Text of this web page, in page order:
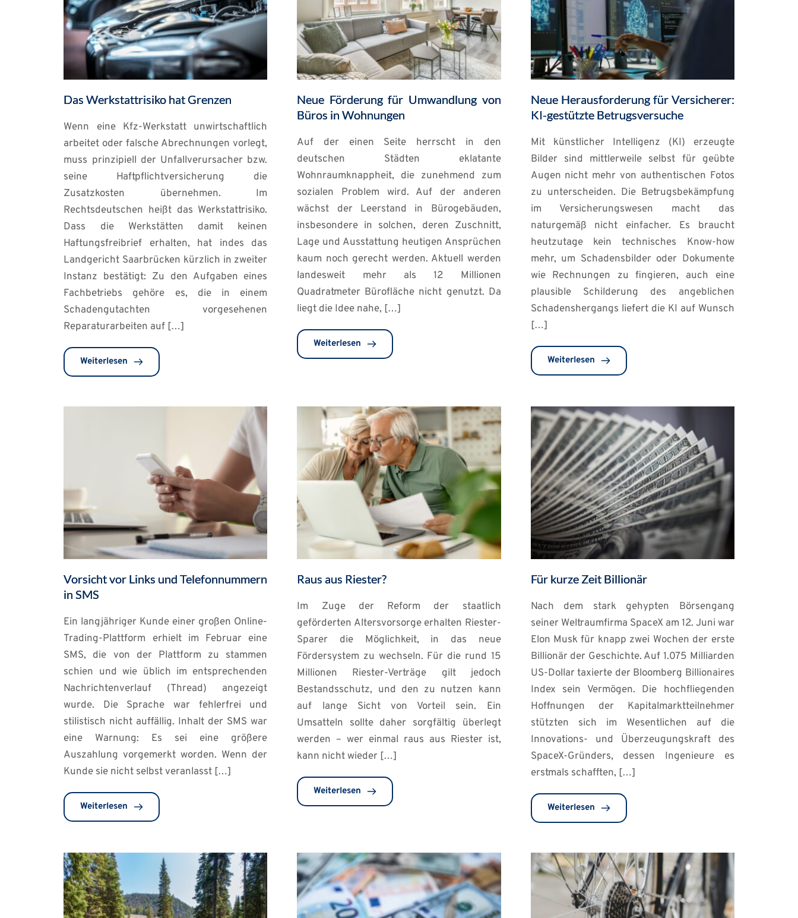
Das Werkstattrisiko hat Grenzen
Wenn eine Kfz-Werkstatt unwirtschaftlich
arbeitet oder falsche Abrechnungen vorlegt,
muss prinzipiell der Unfallverursacher bzw.
seine Haftpflichtversicherung die
Zusatzkosten übernehmen. Im
Rechtsdeutschen heißt das Werkstattrisiko.
Dass die Werkstätten damit keinen
Haftungsfreibrief erhalten, hat indes das
Landgericht Saarbrücken kürzlich in zweiter
Instanz bestätigt: Zu den Aufgaben eines
Fachbetriebs gehöre es, die in einem
Schadengutachten vorgesehenen
Reparaturarbeiten auf […]
Weiterlesen
Neue Förderung für Umwandlung von
Büros in Wohnungen
Auf der einen Seite herrscht in den
deutschen Städten eklatante
Wohnraumknappheit, die zunehmend zum
sozialen Problem wird. Auf der anderen
wächst der Leerstand in Bürogebäuden,
insbesondere in solchen, deren Zuschnitt,
Lage und Ausstattung heutigen Ansprüchen
kaum noch gerecht werden. Aktuell werden
landesweit mehr als 12 Millionen
Quadratmeter Bürofläche nicht genutzt. Da
liegt die Idee nahe, […]
Weiterlesen
Neue Herausforderung für Versicherer:
KI-gestützte Betrugsversuche
Mit künstlicher Intelligenz (KI) erzeugte
Bilder sind mittlerweile selbst für geübte
Augen nicht mehr von authentischen Fotos
zu unterscheiden. Die Betrugsbekämpfung
im Versicherungswesen macht das
naturgemäß nicht einfacher. Es braucht
heutzutage kein technisches Know-how
mehr, um Schadensbilder oder Dokumente
wie Rechnungen zu fingieren, auch eine
plausible Schilderung des angeblichen
Schadenshergangs liefert die KI auf Wunsch
[…]
Weiterlesen
Vorsicht vor Links und Telefonnummern
in SMS
Ein langjähriger Kunde einer großen Online-
Trading-Plattform erhielt im Februar eine
SMS, die von der Plattform zu stammen
schien und wie üblich im entsprechenden
Nachrichtenverlauf (Thread) angezeigt
wurde. Die Sprache war fehlerfrei und
stilistisch nicht auffällig. Inhalt der SMS war
eine Warnung: Es sei eine größere
Auszahlung vorgemerkt worden. Wenn der
Kunde sie nicht selbst veranlasst […]
Weiterlesen
Raus aus Riester?
Im Zuge der Reform der staatlich
geförderten Altersvorsorge erhalten Riester-
Sparer die Möglichkeit, in das neue
Fördersystem zu wechseln. Für die rund 15
Millionen Riester-Verträge gilt jedoch
Bestandsschutz, und den zu nutzen kann
auf lange Sicht von Vorteil sein. Ein
Umsatteln sollte daher sorgfältig überlegt
werden – wer einmal raus aus Riester ist,
kann nicht wieder […]
Weiterlesen
Für kurze Zeit Billionär
Nach dem stark gehypten Börsengang
seiner Weltraumfirma SpaceX am 12. Juni war
Elon Musk für knapp zwei Wochen der erste
Billionär der Geschichte. Auf 1.075 Milliarden
US-Dollar taxierte der Bloomberg Billionaires
Index sein Vermögen. Die hochfliegenden
Hoffnungen der Kapitalmarktteilnehmer
stützten sich im Wesentlichen auf die
Innovations- und Überzeugungskraft des
SpaceX-Gründers, dessen Ingenieure es
erstmals schafften, […]
Weiterlesen